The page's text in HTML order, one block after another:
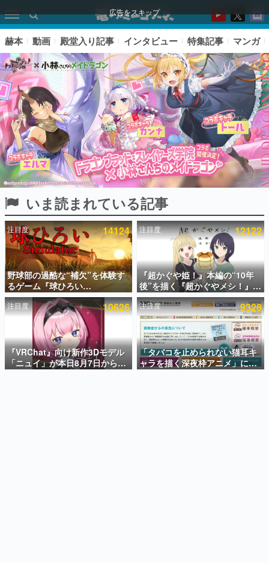
広告をスキップ
ピックアップ
電ファミのいま読まれている記事ランキング
アプリセール情報
インタビュー
連載・特集一覧
殿堂入り記事
SNS拡散数が数千以上！ ページビュー数万以上！ などな
ど。多くの人々に読まれた、電ファミ渾身の“殿堂入り”記
事をまとめました。
赫本 動画 殿堂入り記事 インタビュー 特集記事 マンガ
いま読まれている記事
注目度 14124
野球部の過酷な“補欠”を体験す
るゲーム『球ひろい
Simulator』が「1件」のウィッ
シュリストをもとにチェコ語に
対応しSNSで話題に。『キング
ダム・カム』開発元やチェコの
プロ野球選手から称賛の声
注目度 12122
『超かぐや姫！』本編の“10年
後”を描く『超かぐやメシ！』
Web連載決定。新たなWebマン
ガレーベル「ビビビコミック」
にて特別話が掲載スタート、あ
のお話には…まだ続きがある！
注目度 10626
『VRChat』向け新作3Dモデル
「ニュイ」が本日8月7日から
BOOTHにて発売。瞳に光る星
注目度 9328
「タバコを止められない猫耳キ
ャラを描く深夜枠アニメ」に視
聴者の一部から批判意見。違法